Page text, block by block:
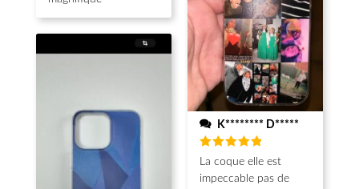
K******** D*****
Note5
sur 5
La coque elle est
impeccable pas de